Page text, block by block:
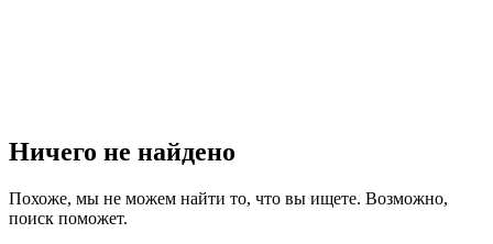
Ничего не найдено
Похоже, мы не можем найти то, что вы ищете. Возможно,
поиск поможет.